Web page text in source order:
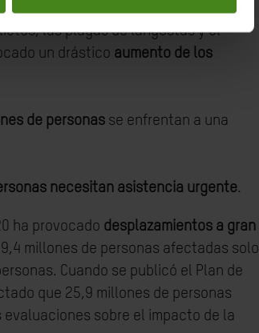
las plagas de langostas y el
un drástico aumento de los
de personas se enfrentan a una
necesitan asistencia urgente.
ha provocado desplazamientos a gran
millones de personas afectadas solo
Cuando se publicó el Plan de
que 25,9 millones de personas
sobre el impacto de la